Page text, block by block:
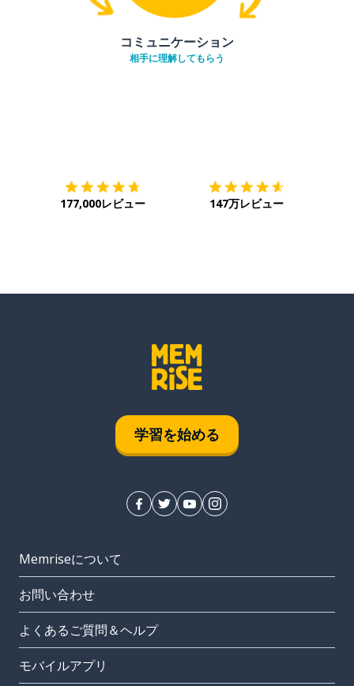
コミュニケーション
相手に理解してもらう
177,000レビュー 147万レビュー
学習を始める
Memriseについて
お問い合わせ
よくあるご質問＆ヘルプ
モバイルアプリ